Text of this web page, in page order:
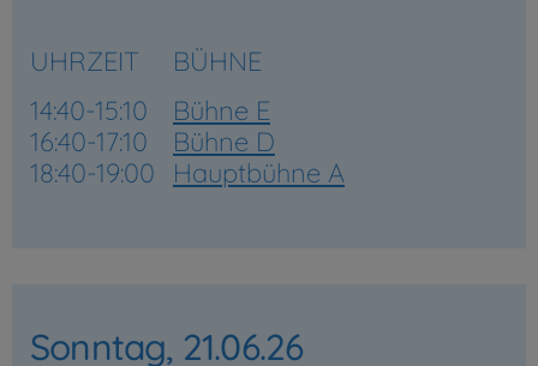
UHRZEIT
BÜHNE
14:40-15:10
Bühne E
16:40-17:10
Bühne D
18:40-19:00
Hauptbühne A
Sonntag, 21.06.26